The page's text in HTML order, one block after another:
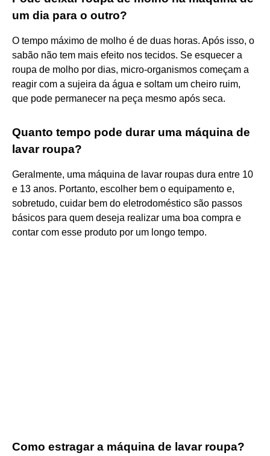
um dia para o outro?
O tempo máximo de molho é de duas horas. Após isso, o
sabão não tem mais efeito nos tecidos. Se esquecer a
roupa de molho por dias, micro-organismos começam a
reagir com a sujeira da água e soltam um cheiro ruim,
que pode permanecer na peça mesmo após seca.
Quanto tempo pode durar uma máquina de
lavar roupa?
Geralmente, uma máquina de lavar roupas dura entre 10
e 13 anos. Portanto, escolher bem o equipamento e,
sobretudo, cuidar bem do eletrodoméstico são passos
básicos para quem deseja realizar uma boa compra e
contar com esse produto por um longo tempo.
Como estragar a máquina de lavar roupa?